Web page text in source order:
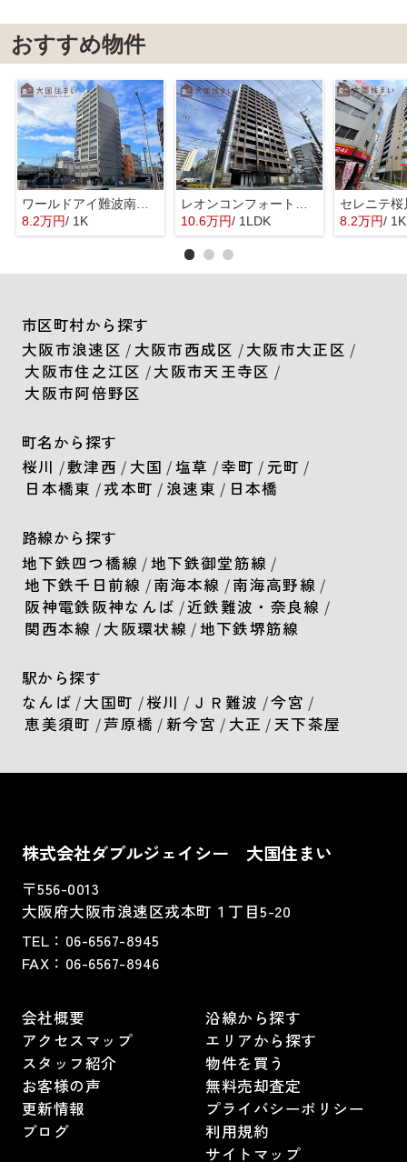
おすすめ物件
ワールドアイ難波南ポルタ
8.2万円/ 1K
10.6万円/ 1LDK 8.2万円/ 1K
市区町村から探す
大阪市浪速区 / 大阪市西成区 /大阪市大正区 /
大阪市住之江区 /大阪市天王寺区 /
大阪市阿倍野区
町名から探す
桜川 /敷津西 / 大国 /塩草 /幸町 / 元町 /
日本橋東 /戎本町 / 浪速東 / 日本橋
路線から探す
地下鉄四つ橋線 /地下鉄御堂筋線 /
地下鉄千日前線 /南海本線 /南海高野線 /
阪神電鉄阪神なんば /近鉄難波・奈良線 /
関西本線 /大阪環状線 /地下鉄堺筋線
駅から探す
なんば /大国町 /桜川 / ＪＲ難波 /今宮 /
恵美須町 /芦原橋 /新今宮 / 大正 /天下茶屋
株式会社ダブルジェイシー 大国住まい
〒556-0013
大阪府大阪市浪速区戎本町１丁目5-20
TEL： 06-6567-8945
FAX：06-6567-8946
会社概要
アクセスマップ
スタッフ紹介
お客様の声
更新情報
ブログ
沿線から探す
エリアから探す
物件を買う
無料売却査定
プライバシーポリシー
利用規約
サイトマップ